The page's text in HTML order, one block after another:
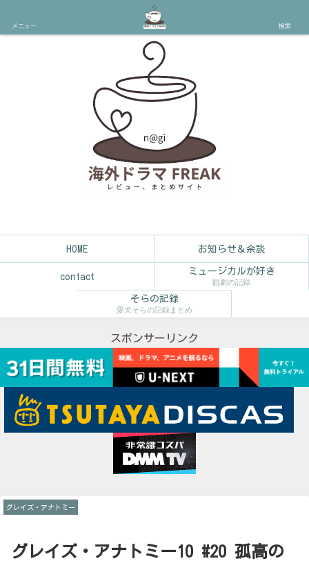
HOME お知らせ＆余談
contact
ミュージカルが好き
観劇の記録
そらの記録
愛犬そらの記録まとめ
スポンサーリンク
グレイズ・アナトミー10 #20 孤高の
グレイズ・アナトミー
メニュー 検索